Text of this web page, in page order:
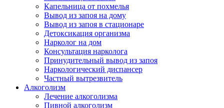
Капельница от похмелья
Вывод из запоя на дому
Вывод из запоя в стационаре
Детоксикация организма
Нарколог на дом
Консультация нарколога
Принудительный вывод из запоя
Наркологический диспансер
Частный вытрезвитель
Алкоголизм
Лечение алкоголизма
Пивной алкоголизм